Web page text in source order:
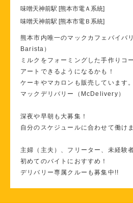
味噌天神前駅 [熊本市電Ａ系統]
味噌天神前駅 [熊本市電Ｂ系統]
熊本市内唯一のマックカフェバイバ
Barista）
ミルクをフォーミングした手作りコ
アートできるようになるかも！
ケーキやマカロンも販売しています。
マックデリバリー（McDelivery）
深夜や早朝も大募集！
自分のスケジュールに合わせて働け
主婦（主夫）、フリーター、未経験
初めてのバイトにおすすめ！
デリバリー専属クルーも募集中!!